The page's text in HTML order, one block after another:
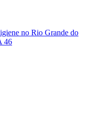
no Rio Grande do
46